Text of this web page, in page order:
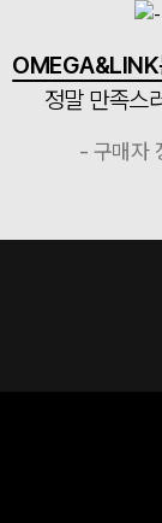
는 복습용
족스러웠습니다.
매자 정*웅 -